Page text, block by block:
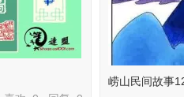
崂山民间故事